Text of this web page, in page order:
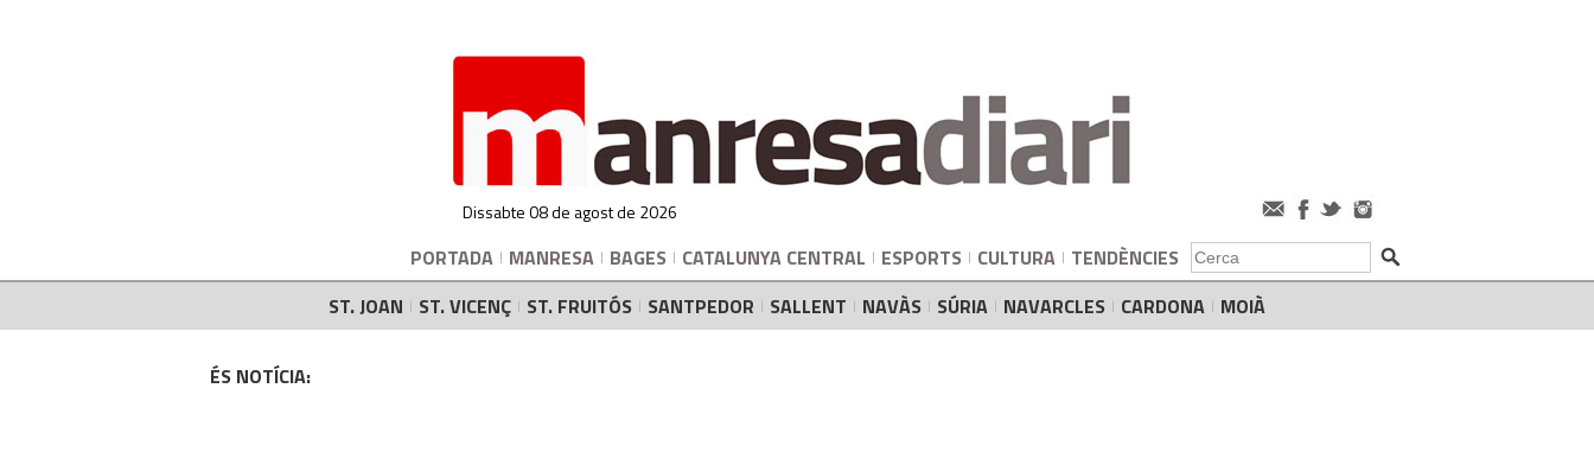
Dissabte 08 de agost de 2026
PORTADA MANRESA BAGES CATALUNYA CENTRAL ESPORTS CULTURA TENDÈNCIES
ST. JOAN
ST. VICENÇ ST. FRUITÓS SANTPEDOR SALLENT NAVÀS SÚRIA NAVARCLES CARDONA MOIÀ
ÉS NOTÍCIA: